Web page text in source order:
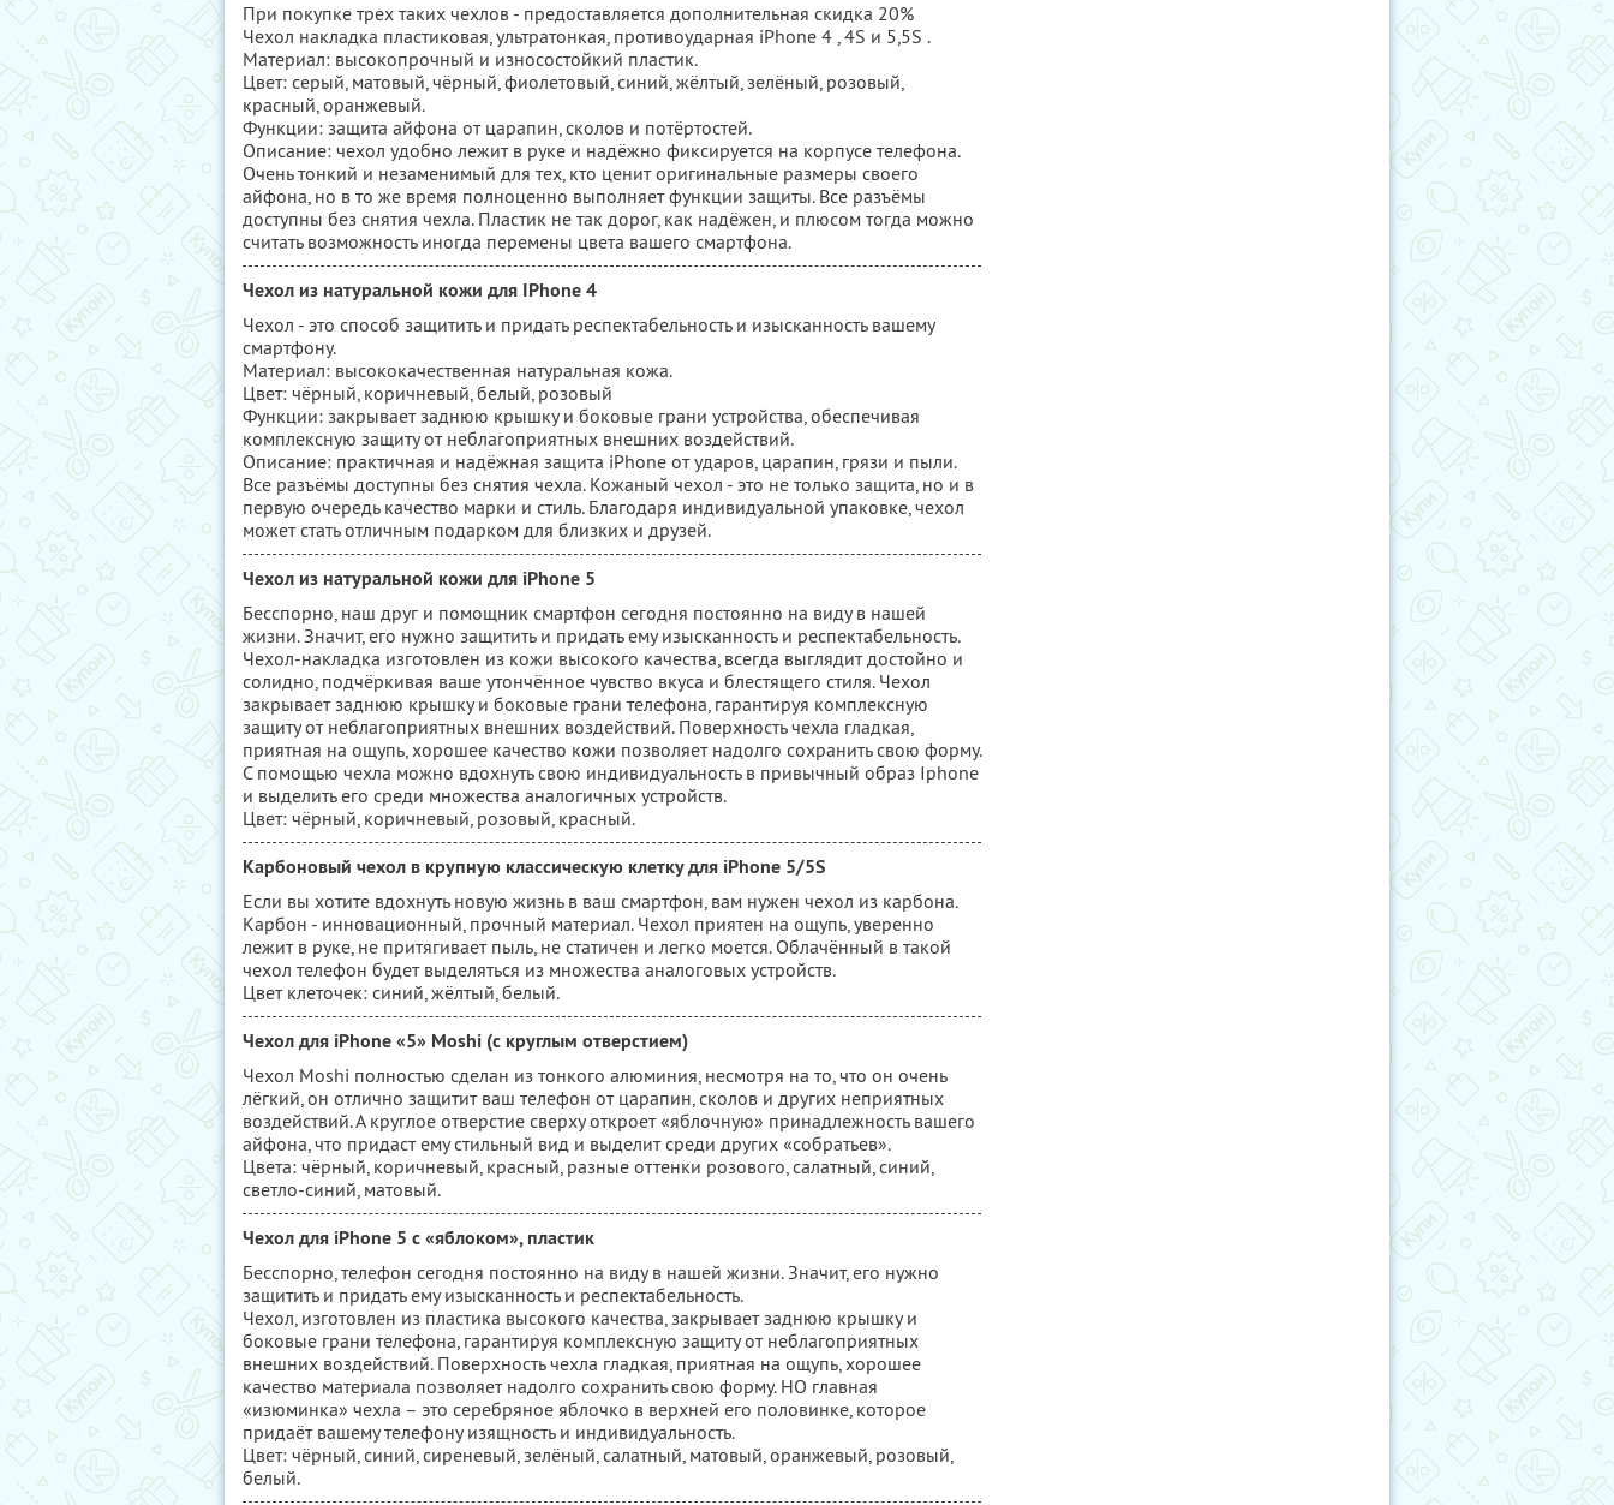
При покупке трех таких чехлов - предоставляется дополнительная скидка 20%
Чехол накладка пластиковая, ультратонкая, противоударная iPhone 4 , 4S и 5,5S .
Материал: высокопрочный и износостойкий пластик.
Цвет: серый, матовый, чёрный, фиолетовый, синий, жёлтый, зелёный, розовый,
красный, оранжевый.
Функции: защита айфона от царапин, сколов и потёртостей.
Описание: чехол удобно лежит в руке и надёжно фиксируется на корпусе телефона.
Очень тонкий и незаменимый для тех, кто ценит оригинальные размеры своего
айфона, но в то же время полноценно выполняет функции защиты. Все разъёмы
доступны без снятия чехла. Пластик не так дорог, как надёжен, и плюсом тогда можно
считать возможность иногда перемены цвета вашего смартфона.
Чехол из натуральной кожи для IPhone 4
Чехол - это способ защитить и придать респектабельность и изысканность вашему
смартфону.
Материал: высококачественная натуральная кожа.
Цвет: чёрный, коричневый, белый, розовый
Функции: закрывает заднюю крышку и боковые грани устройства, обеспечивая
комплексную защиту от неблагоприятных внешних воздействий.
Описание: практичная и надёжная защита iPhone от ударов, царапин, грязи и пыли.
Все разъёмы доступны без снятия чехла. Кожаный чехол - это не только защита, но и в
первую очередь качество марки и стиль. Благодаря индивидуальной упаковке, чехол
может стать отличным подарком для близких и друзей.
Чехол из натуральной кожи для iPhone 5
Бесспорно, наш друг и помощник смартфон сегодня постоянно на виду в нашей
жизни. Значит, его нужно защитить и придать ему изысканность и респектабельность.
Чехол-накладка изготовлен из кожи высокого качества, всегда выглядит достойно и
солидно, подчёркивая ваше утончённое чувство вкуса и блестящего стиля. Чехол
закрывает заднюю крышку и боковые грани телефона, гарантируя комплексную
защиту от неблагоприятных внешних воздействий. Поверхность чехла гладкая,
приятная на ощупь, хорошее качество кожи позволяет надолго сохранить свою форму.
С помощью чехла можно вдохнуть свою индивидуальность в привычный образ Iphone
и выделить его среди множества аналогичных устройств.
Цвет: чёрный, коричневый, розовый, красный.
Карбоновый чехол в крупную классическую клетку для iPhone 5/5S
Если вы хотите вдохнуть новую жизнь в ваш смартфон, вам нужен чехол из карбона.
Карбон - инновационный, прочный материал. Чехол приятен на ощупь, уверенно
лежит в руке, не притягивает пыль, не статичен и легко моется. Облачённый в такой
чехол телефон будет выделяться из множества аналоговых устройств.
Цвет клеточек: синий, жёлтый, белый.
Чехол для iPhone «5» Moshi (c круглым отверстием)
Чехол Moshi полностью сделан из тонкого алюминия, несмотря на то, что он очень
лёгкий, он отлично защитит ваш телефон от царапин, сколов и других неприятных
воздействий. А круглое отверстие сверху откроет «яблочную» принадлежность вашего
айфона, что придаст ему стильный вид и выделит среди других «собратьев».
Цвета: чёрный, коричневый, красный, разные оттенки розового, салатный, синий,
светло-синий, матовый.
Чехол для iPhone 5 с «яблоком», пластик
Бесспорно, телефон сегодня постоянно на виду в нашей жизни. Значит, его нужно
защитить и придать ему изысканность и респектабельность.
Чехол, изготовлен из пластика высокого качества, закрывает заднюю крышку и
боковые грани телефона, гарантируя комплексную защиту от неблагоприятных
внешних воздействий. Поверхность чехла гладкая, приятная на ощупь, хорошее
качество материала позволяет надолго сохранить свою форму. НО главная
«изюминка» чехла – это серебряное яблочко в верхней его половинке, которое
придаёт вашему телефону изящность и индивидуальность.
Цвет: чёрный, синий, сиреневый, зелёный, салатный, матовый, оранжевый, розовый,
белый.